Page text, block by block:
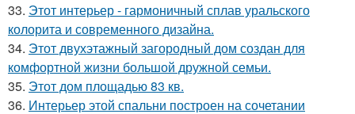
33. Этот интерьер - гармоничный сплав уральского
колорита и современного дизайна.
34. Этот двухэтажный загородный дом создан для
комфортной жизни большой дружной семьи.
35. Этот дом площадью 83 кв.
36. Интерьер этой спальни построен на сочетании